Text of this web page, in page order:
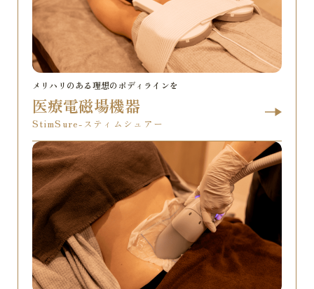
メリハリのある理想のボディラインを
医療電磁場機器
StimSure-スティムシュアー